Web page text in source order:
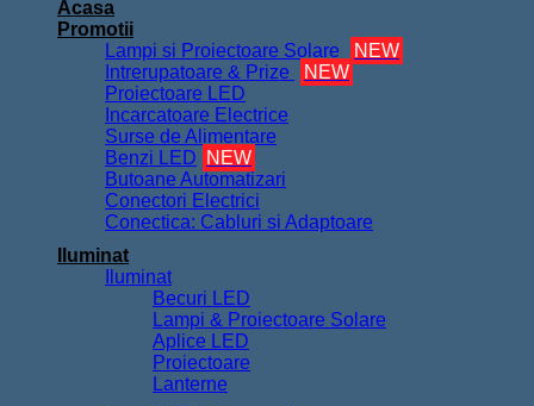
Acasa
Promotii
Lampi si Proiectoare Solare
NEW
Intrerupatoare & Prize
NEW
Proiectoare LED
Incarcatoare Electrice
Surse de Alimentare
Benzi LED
NEW
Butoane Automatizari
Conectori Electrici
Conectica: Cabluri si Adaptoare
Iluminat
Iluminat
Becuri LED
Lampi & Proiectoare Solare
Aplice LED
Proiectoare
Lanterne